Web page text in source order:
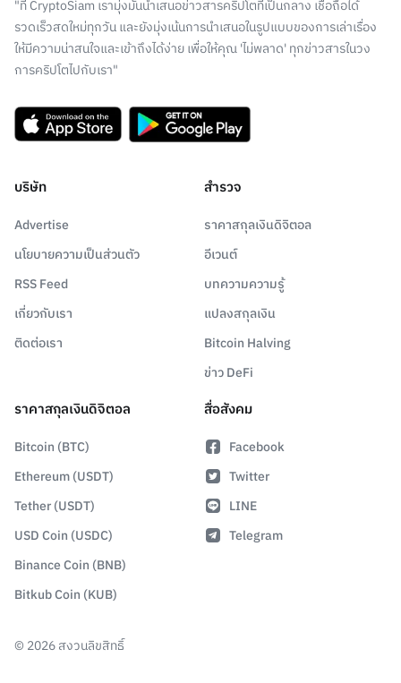
"ที่ CryptoSiam เรามุ่งมั่นนำเสนอข่าวสารคริปโตที่เป็นกลาง เชื่อถือได้
รวดเร็วสดใหม่ทุกวัน และยังมุ่งเน้นการนำเสนอในรูปแบบของการเล่าเรื่อง
ให้มีความน่าสนใจและเข้าถึงได้ง่าย เพื่อให้คุณ 'ไม่พลาด' ทุกข่าวสารในวง
การคริปโตไปกับเรา"
บริษัท
Advertise
นโยบายความเป็นส่วนตัว
RSS Feed
เกี่ยวกับเรา
ติดต่อเรา
สำรวจ
ราคาสกุลเงินดิจิตอล
อีเวนต์
บทความความรู้
แปลงสกุลเงิน
Bitcoin Halving
ข่าว DeFi
ราคาสกุลเงินดิจิตอล
Bitcoin (BTC)
Ethereum (USDT)
Tether (USDT)
USD Coin (USDC)
Binance Coin (BNB)
Bitkub Coin (KUB)
สื่อสังคม
Facebook
Twitter
LINE
Telegram
© 2026สงวนลิขสิทธิ์